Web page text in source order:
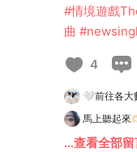
#情境遊戲
曲
4
🤍前往各
馬上聽起來
…查看全部留